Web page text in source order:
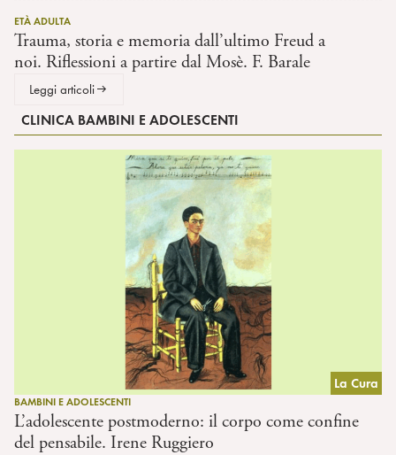
ETÀ ADULTA
Trauma, storia e memoria dall’ultimo Freud a
noi. Riflessioni a partire dal Mosè. F. Barale
Leggi articoli
CLINICA BAMBINI E ADOLESCENTI
La Cura
BAMBINI E ADOLESCENTI
L’adolescente postmoderno: il corpo come confine
del pensabile. Irene Ruggiero